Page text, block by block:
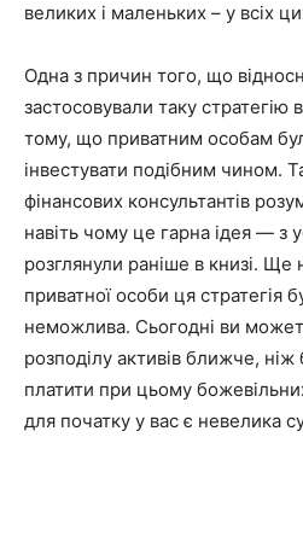
великих і маленьких – у всіх
Одна з причин того, що
застосовували таку стратегію
тому, що приватним особам
інвестувати подібним чином.
фінансових консультантів
навіть чому це гарна ідея — з
розглянули раніше в книзі. Ще
приватної особи ця стратегія
неможлива. Сьогодні ви
розподілу активів ближче,
платити при цьому
для початку у вас є невелика